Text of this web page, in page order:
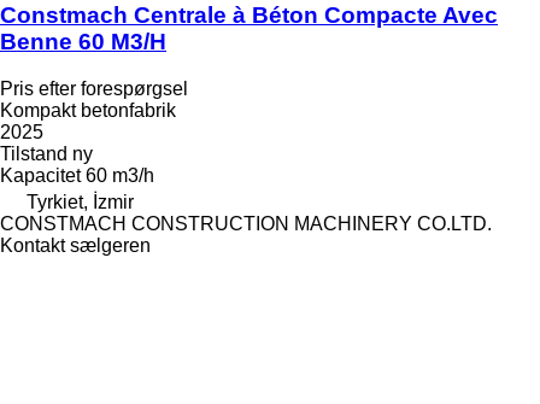
Constmach Centrale à Béton Compacte Avec
Benne 60 M3/H
Pris efter forespørgsel
Kompakt betonfabrik
2025
Tilstand ny
Kapacitet 60 m3/h
Tyrkiet, İzmir
CONSTMACH CONSTRUCTION MACHINERY CO.LTD.
Kontakt sælgeren